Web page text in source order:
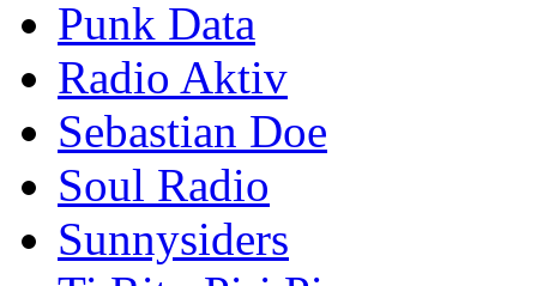
Punk Data
Radio Aktiv
Sebastian Doe
Soul Radio
Sunnysiders